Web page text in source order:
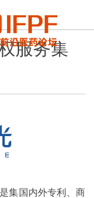
服务集
集国内外专利、商